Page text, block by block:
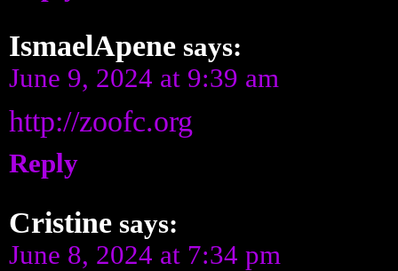
IsmaelApene says:
June 9, 2024 at 9:39 am
http://zoofc.org
Reply
Cristine says:
June 8, 2024 at 7:34 pm